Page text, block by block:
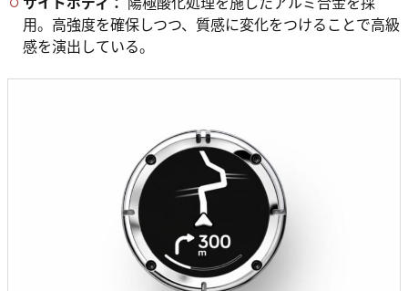
用。高強度を確保しつつ、質感に変化をつけることで高級
感を演出している。